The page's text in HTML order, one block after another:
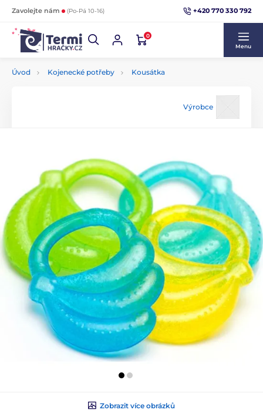
Zavolejte nám (Po-Pá 10-16) +420 770 330 792
0
Menu
Úvod Kojenecké potřeby Kousátka
Výrobce
Zobrazit více obrázků